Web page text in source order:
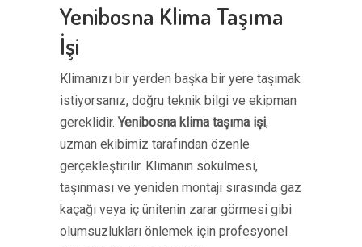
Yenibosna Klima Taşıma
İşi
Klimanızı bir yerden başka bir yere taşımak
istiyorsanız, doğru teknik bilgi ve ekipman
gereklidir.Yenibosna klima taşıma işi,
uzman ekibimiz tarafından özenle
gerçekleştirilir. Klimanın sökülmesi,
taşınması ve yeniden montajı sırasında gaz
kaçağı veya iç ünitenin zarar görmesi gibi
olumsuzlukları önlemek için profesyonel